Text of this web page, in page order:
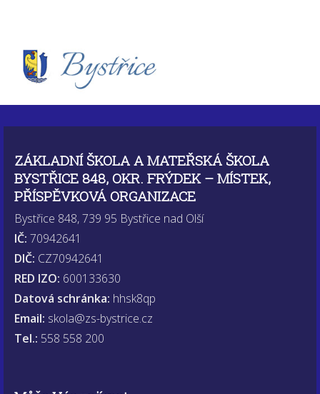
ZÁKLADNÍ ŠKOLA A MATEŘSKÁ ŠKOLA
BYSTŘICE 848, OKR. FRÝDEK – MÍSTEK,
PŘÍSPĚVKOVÁ ORGANIZACE
Bystřice 848, 739 95 Bystřice nad Olší
IČ: 70942641
DIČ: CZ70942641
RED IZO: 600133630
Datová schránka: hhsk8qp
Email: skola@zs-bystrice.cz
Tel.: 558 558 200